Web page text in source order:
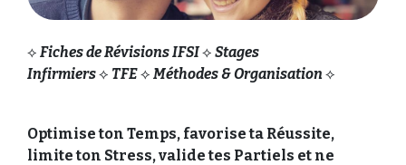
⟡ Fiches de Révisions IFSI⟡ Stages
Infirmiers⟡ TFE⟡ Méthodes & Organisation⟡
Optimise ton Temps, favorise ta Réussite,
limite ton Stress, valide tes Partiels et ne